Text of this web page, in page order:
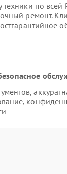
техники по
ремонт.